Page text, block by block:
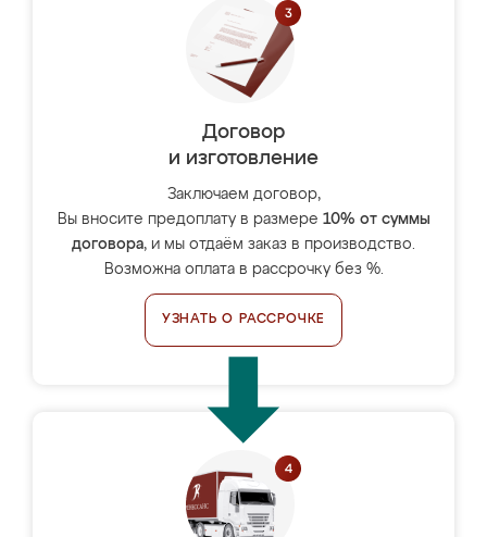
Договор
и изготовление
Заключаем договор,
Вы вносите предоплату в размере 10% от суммы
договора, и мы отдаём заказ в производство.
Возможна оплата в рассрочку без %.
УЗНАТЬ О РАССРОЧКЕ